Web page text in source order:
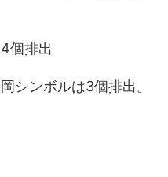
個排出
シンボルは3個排出。